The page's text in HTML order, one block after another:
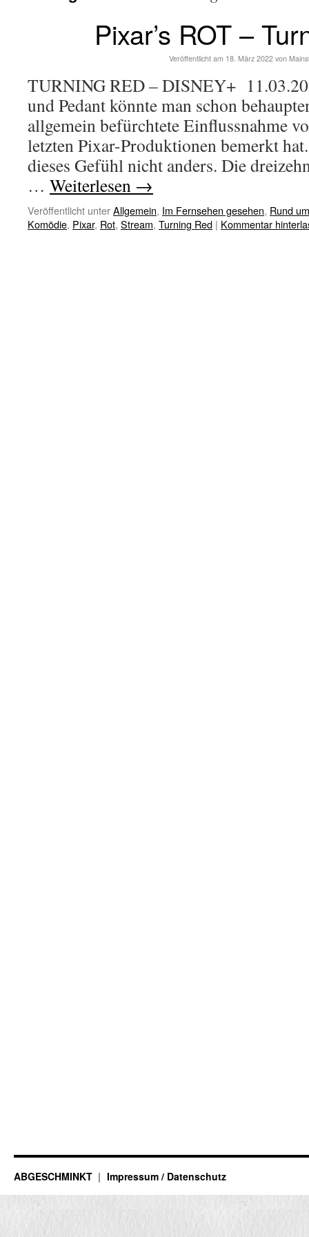
Pixar’s ROT –
Veröffentlicht am 18. März 2022 von
TURNING RED – DISNEY+
und Pedant könnte man schon
allgemein befürchtete Einflussnahme
letzten Pixar-Produktionen bemerkt
dieses Gefühl nicht anders. Die
… Weiterlesen →
Veröffentlicht unterAllgemein, Im Fernsehen gesehen, Rund
Komödie, Pixar, Rot, Stream, Turning Red | Kommentar
ABGESCHMINKT Impressum / Datenschutz